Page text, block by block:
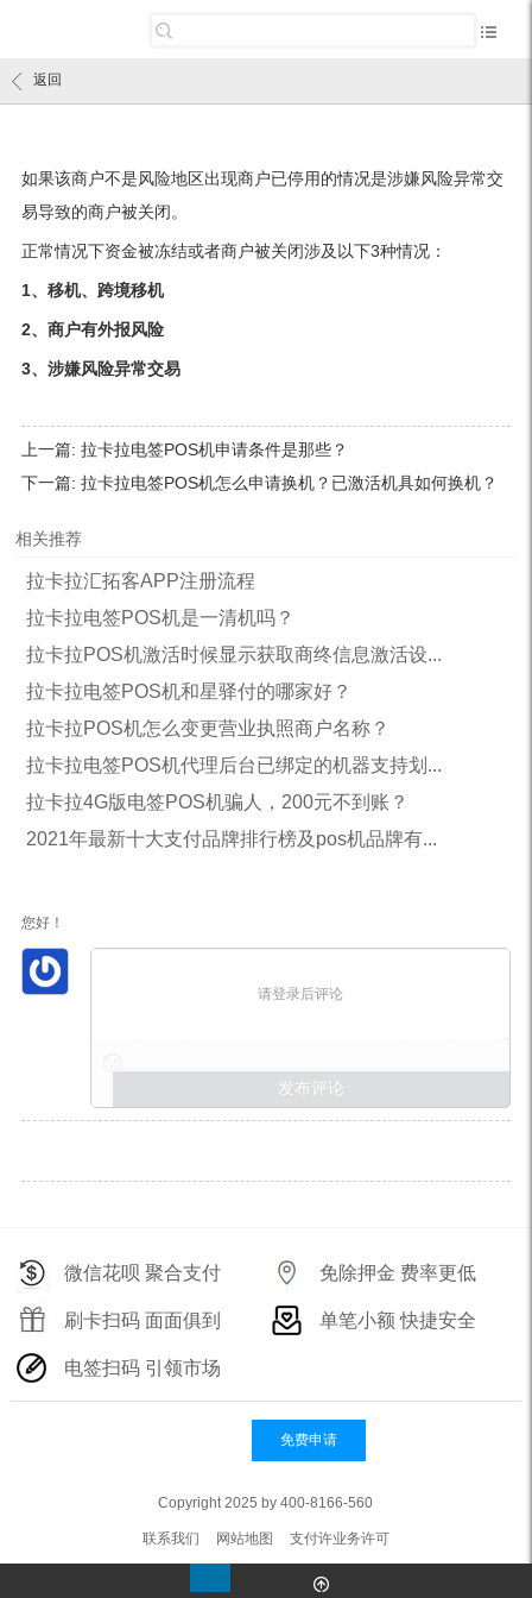
返回
如果该商户不是风险地区出现商户已停用的情况是涉嫌风险异常交
易导致的商户被关闭。
正常情况下资金被冻结或者商户被关闭涉及以下3种情况：
1、移机、跨境移机
2、商户有外报风险
3、涉嫌风险异常交易
上一篇: 拉卡拉电签POS机申请条件是那些？
下一篇: 拉卡拉电签POS机怎么申请换机？已激活机具如何换机？
相关推荐
拉卡拉汇拓客APP注册流程
拉卡拉电签POS机是一清机吗？
拉卡拉POS机激活时候显示获取商终信息激活设...
拉卡拉电签POS机和星驿付的哪家好？
拉卡拉POS机怎么变更营业执照商户名称？
拉卡拉电签POS机代理后台已绑定的机器支持划...
拉卡拉4G版电签POS机骗人，200元不到账？
2021年最新十大支付品牌排行榜及pos机品牌有...
您好！
请登录后评论
微信花呗 聚合支付 免除押金 费率更低
刷卡扫码 面面俱到 单笔小额 快捷安全
电签扫码 引领市场
免费申请
Copyright 2025 by 400-8166-560
联系我们 网站地图 支付许业务许可